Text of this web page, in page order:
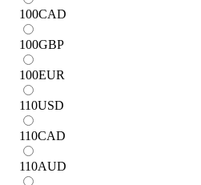
100CAD
100GBP
100EUR
110USD
110CAD
110AUD